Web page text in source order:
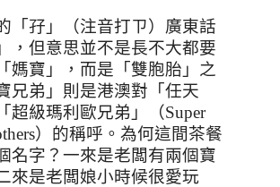
「孖」（注音打ㄗ）廣東話
，但意思並不是長不大都要
媽寶」，而是「雙胞胎」之
兄弟」則是港澳對「任天
超級瑪利歐兄弟」（Super
）的稱呼。為何這間茶餐
名字？一來是老闆有兩個寶
來是老闆娘小時候很愛玩